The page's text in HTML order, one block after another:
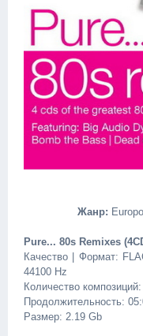
Жанр:
Pure... 80s Remixes
Качество | Формат:
44100 Hz
Количество
Продолжительность:
Размер: 2.19 Gb